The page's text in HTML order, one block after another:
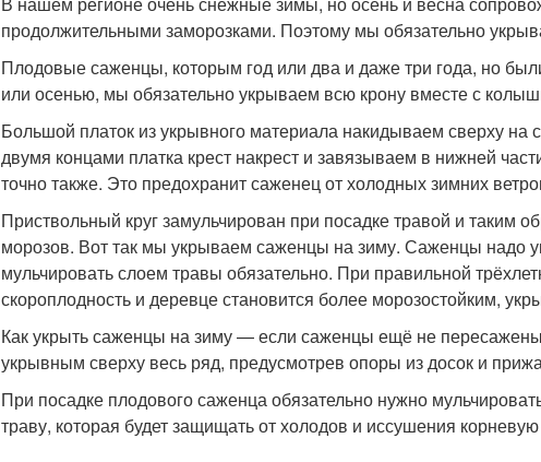
продолжительными заморозками. Поэтому мы обязательно
Плодовые саженцы, которым год или два и даже три года, но
или осенью, мы обязательно укрываем всю крону вместе с
Большой платок из укрывного материала накидываем сверху на
двумя концами платка крест накрест и завязываем в нижней
точно также. Это предохранит саженец от холодных зимних
Приствольный круг замульчирован при посадке травой и таким
морозов. Вот так мы укрываем саженцы на зиму. Саженцы надо
мульчировать слоем травы обязательно. При правильной
скороплодность и деревце становится более морозостойким,
Как укрыть саженцы на зиму — если саженцы ещё не
укрывным сверху весь ряд, предусмотрев опоры из досок и
При посадке плодового саженца обязательно нужно
траву, которая будет защищать от холодов и иссушения